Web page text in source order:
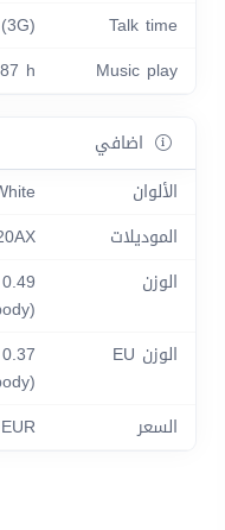
Talk time
Music play
h
اضافي
الألوان
الموديلات
الوزن
الوزن EU
السعر